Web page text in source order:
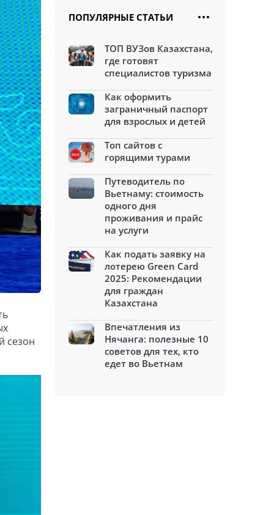
сезон
ПОПУЛЯРНЫЕ СТАТЬИ
ТОП ВУЗов Казахстана,
где готовят
специалистов туризма
Как оформить
заграничный паспорт
для взрослых и детей
Топ сайтов с
горящими турами
Путеводитель по
Вьетнаму: стоимость
одного дня
проживания и прайс
на услуги
Как подать заявку на
лотерею Green Card
2025: Рекомендации
для граждан
Казахстана
Впечатления из
Нячанга: полезные 10
советов для тех, кто
едет во Вьетнам